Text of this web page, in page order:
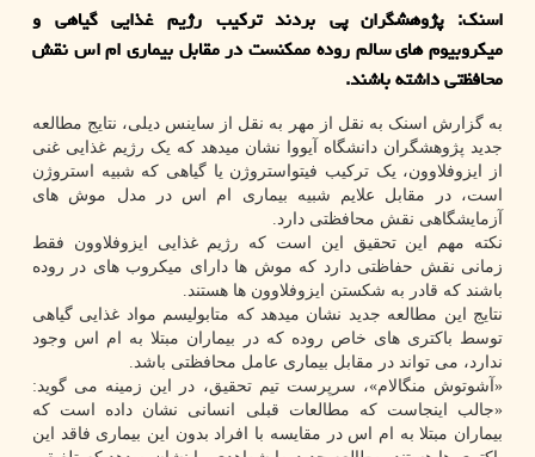
اسنک: پژوهشگران پی بردند ترکیب رژیم غذایی گیاهی و
میکروبیوم های سالم روده ممکنست در مقابل بیماری ام اس نقش
محافظتی داشته باشند.
به گزارش اسنک به نقل از مهر به نقل از ساینس دیلی، نتایج مطالعه
جدید پژوهشگران دانشگاه آیووا نشان میدهد که یک رژیم غذایی غنی
از ایزوفلاوون، یک ترکیب فیتواستروژن یا گیاهی که شبیه استروژن
است، در مقابل علایم شبیه بیماری ام اس در مدل موش های
آزمایشگاهی نقش محافظتی دارد.
نکته مهم این تحقیق این است که رژیم غذایی ایزوفلاوون فقط
زمانی نقش حفاظتی دارد که موش ها دارای میکروب های در روده
باشند که قادر به شکستن ایزوفلاوون ها هستند.
نتایج این مطالعه جدید نشان میدهد که متابولیسم مواد غذایی گیاهی
توسط باکتری های خاص روده که در بیماران مبتلا به ام اس وجود
ندارد، می تواند در مقابل بیماری عامل محافظتی باشد.
«آشوتوش منگالام»، سرپرست تیم تحقیق، در این زمینه می گوید:
«جالب اینجاست که مطالعات قبلی انسانی نشان داده است که
بیماران مبتلا به ام اس در مقایسه با افراد بدون این بیماری فاقد این